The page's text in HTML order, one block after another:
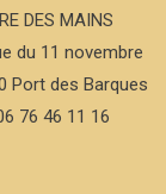
DES MAINS
du 11 novembre
Port des Barques
76 46 11 16